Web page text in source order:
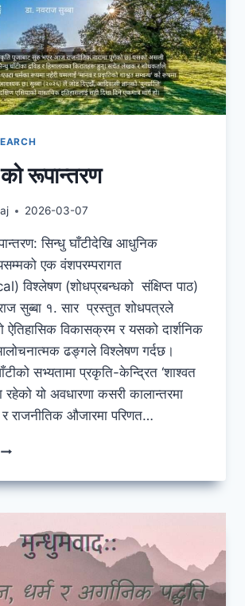
रूपान्तरण
2026-03-07
सिन्धु घाँटीदेखि आधुनिक
एक वंशपरम्परागत
विश्लेषण (शोधप्रबन्धको संक्षिप्त पाठ)
सुब्बा १. सार प्रस्तुत शोधपत्रले
ऐतिहासिक विकासक्रम र यसको दार्शनिक
ढङ्गले विश्लेषण गर्दछ।
सभ्यतामा प्रकृति-केन्द्रित ‘शाश्वत
रहेको यो अवधारणा कसरी कालान्तरमा
र राजनीतिक औजारमा परिणत…
‘सनातन’